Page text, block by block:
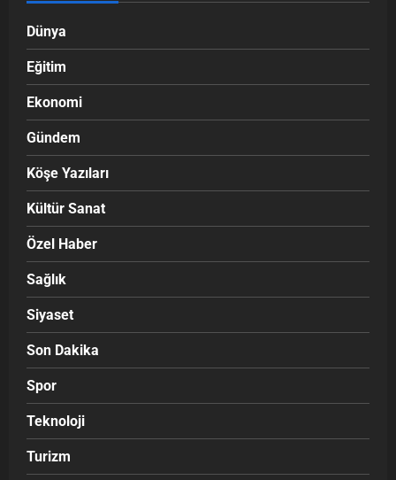
Dünya
Eğitim
Ekonomi
Gündem
Köşe Yazıları
Kültür Sanat
Özel Haber
Sağlık
Siyaset
Son Dakika
Spor
Teknoloji
Turizm